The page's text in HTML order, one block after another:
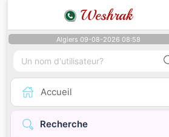
Weshrak
Algiers 09-08-2026 08:58
Accueil
Recherche